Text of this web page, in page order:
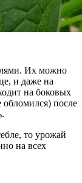
Их можно
и даже на
на боковых
обломился) после
то урожай
на всех